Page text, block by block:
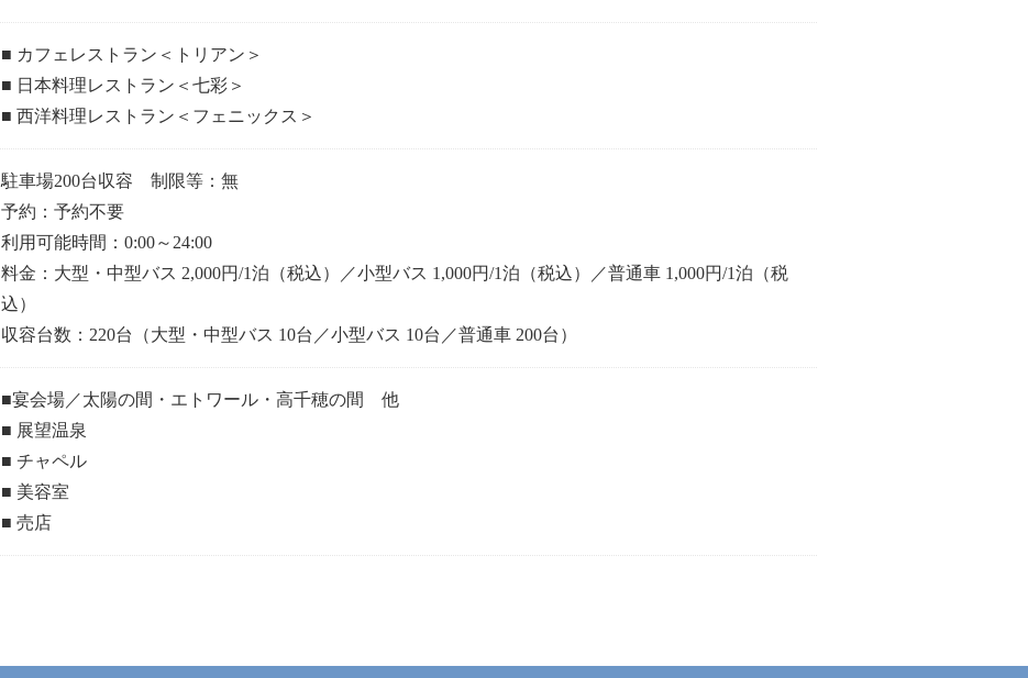
■ カフェレストラン＜トリアン＞
■ 日本料理レストラン＜七彩＞
■ 西洋料理レストラン＜フェニックス＞
駐車場200台収容 制限等：無
予約：予約不要
利用可能時間：0:00～24:00
料金：大型・中型バス 2,000円/1泊（税込）／小型バス 1,000円/1泊（税込）／普通車 1,000円/1泊（税
込）
収容台数：220台（大型・中型バス 10台／小型バス 10台／普通車 200台）
■宴会場／太陽の間・エトワール・高千穂の間 他
■ 展望温泉
■ チャペル
■ 美容室
■ 売店